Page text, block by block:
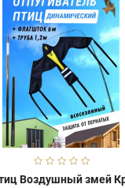
Воздушный змей